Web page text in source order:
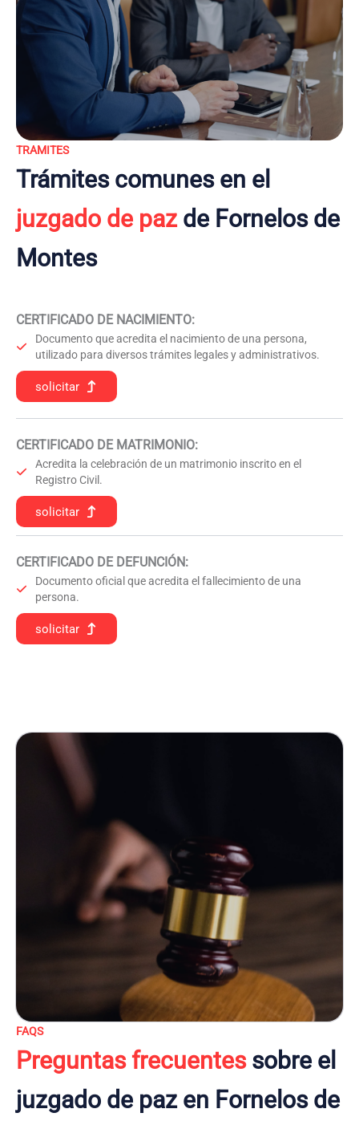
TRAMITES
Trámites comunes en el
juzgado de pazde Fornelos de
Montes
CERTIFICADO DE NACIMIENTO:
Documento que acredita el nacimiento de una persona,
utilizado para diversos trámites legales y administrativos.
solicitar
CERTIFICADO DE MATRIMONIO:
Acredita la celebración de un matrimonio inscrito en el
Registro Civil.
solicitar
CERTIFICADO DE DEFUNCIÓN:
Documento oficial que acredita el fallecimiento de una
persona.
solicitar
FAQS
Preguntas frecuentessobre el
juzgado de paz en Fornelos de